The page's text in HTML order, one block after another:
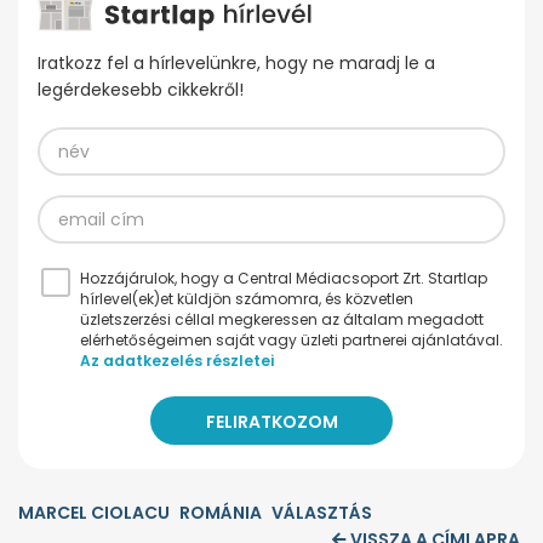
Iratkozz fel a hírlevelünkre, hogy ne maradj le a
legérdekesebb cikkekről!
Hozzájárulok, hogy a Central Médiacsoport Zrt. Startlap
hírlevel(ek)et küldjön számomra, és közvetlen
üzletszerzési céllal megkeressen az általam megadott
elérhetőségeimen saját vagy üzleti partnerei ajánlatával.
Az adatkezelés részletei
MARCEL CIOLACU ROMÁNIA VÁLASZTÁS